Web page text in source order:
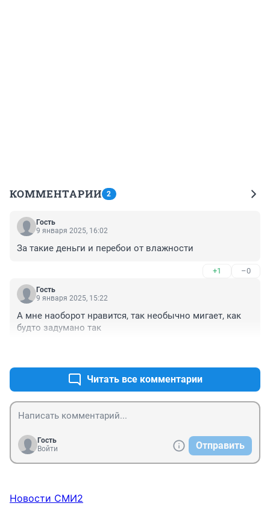
КОММЕНТАРИИ 2
Гость
9 января 2025, 16:02
За такие деньги и перебои от влажности
+1 –0
Гость
9 января 2025, 15:22
А мне наоборот нравится, так необычно мигает, как
будто задумано так
Читать все комментарии
Гость
Войти
Отправить
Новости СМИ2